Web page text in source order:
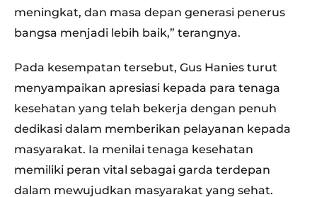
meningkat, dan masa depan generasi penerus
bangsa menjadi lebih baik,” terangnya.
Pada kesempatan tersebut, Gus Hanies turut
menyampaikan apresiasi kepada para tenaga
kesehatan yang telah bekerja dengan penuh
dedikasi dalam memberikan pelayanan kepada
masyarakat. Ia menilai tenaga kesehatan
memiliki peran vital sebagai garda terdepan
dalam mewujudkan masyarakat yang sehat.